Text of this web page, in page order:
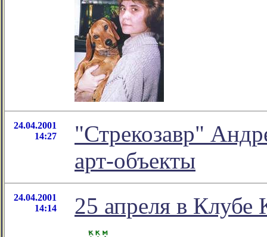
24.04.2001
14:27
"Стрекозавр"
арт-объекты
24.04.2001
14:14
25 апреля в